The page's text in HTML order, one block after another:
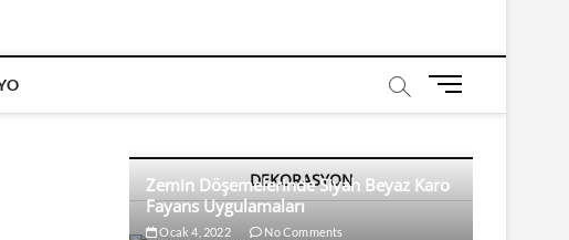
M
u
B
u
DEKORASYON
Zemin Döşemelerinde Siyah Beyaz Karo
Fayans Uygulamaları
Ocak 4, 2022 No Comments